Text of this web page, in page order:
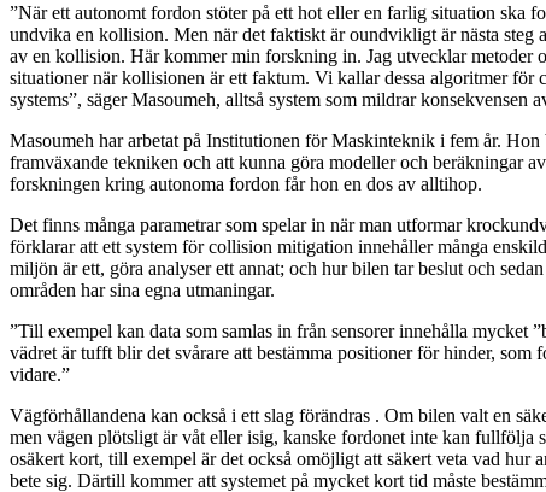
”När ett autonomt fordon stöter på ett hot eller en farlig situation ska
undvika en kollision. Men när det faktiskt är oundvikligt är nästa steg
av en kollision. Här kommer min forskning in. Jag utvecklar metoder
situationer när kollisionen är ett faktum. Vi kallar dessa algoritmer för
systems”, säger Masoumeh, alltså system som mildrar konsekvensen
Masoumeh har arbetat på Institutionen för Maskinteknik i fem år.
framväxande tekniken och att kunna göra modeller och beräkningar
forskningen kring autonoma fordon får hon en dos av alltihop.
Det finns många parametrar som spelar in när man utformar
förklarar att ett system för collision mitigation innehåller många
miljön är ett, göra analyser ett annat; och hur bilen tar beslut och
områden har sina egna utmaningar.
”Till exempel kan data som samlas in från sensorer innehålla mycket
vädret är tufft blir det svårare att bestämma positioner för hinder, som
vidare.”
Vägförhållandena kan också i ett slag förändras . Om bilen valt en
men vägen plötsligt är våt eller isig, kanske fordonet inte kan fullfölja
osäkert kort, till exempel är det också omöjligt att säkert veta vad hur
bete sig. Därtill kommer att systemet på mycket kort tid måste